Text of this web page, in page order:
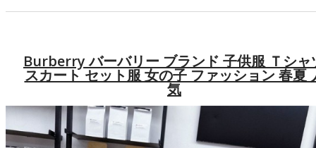
Burberry バーバリー ブランド 子供服 Ｔシャ
スカート セット服 女の子 ファッション 春夏
気